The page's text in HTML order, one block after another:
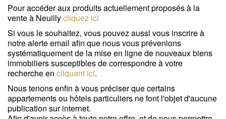
Immeuble (0)
Prestations
Espace extérieur (0)
Stationnement (1)
Ascenseur (1)
Accès personne mobilité réduite
Pour accéder aux produits actuellement proposés à la
vente à Neuillycliquez ici
Si vous le souhaitez, vous pouvez aussi vous inscrire à
notre alerte email afin que nous vous prévenions
systématiquement de la mise en ligne de nouveaux biens
immobiliers susceptibles de correspondre à votre
recherche en cliquant ici.
Nous tenons enfin à vous préciser que certains
appartements ou hôtels particuliers ne font l'objet d'aucune
publication sur internet.